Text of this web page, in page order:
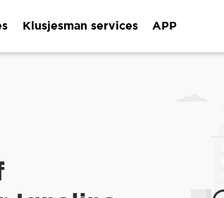
Klusjesman services APP